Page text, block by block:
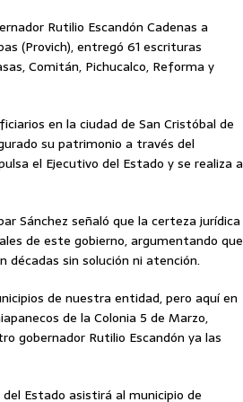
Rutilio Escandón Cadenas a
(Provich), entregó 61 escrituras
Comitán, Pichucalco, Reforma y
en la ciudad de San Cristóbal de
su patrimonio a través del
el Ejecutivo del Estado y se realiza a
Sánchez señaló que la certeza jurídica
de este gobierno, argumentando que
sin solución ni atención.
de nuestra entidad, pero aquí en
de la Colonia 5 de Marzo,
gobernador Rutilio Escandón ya las
Estado asistirá al municipio de